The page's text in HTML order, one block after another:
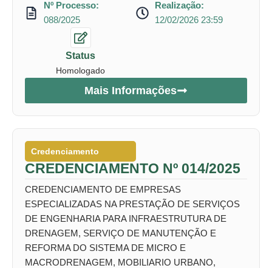
Nº Processo:
088/2025
Realização:
12/02/2026 23:59
Status
Homologado
Mais Informações
Credenciamento
CREDENCIAMENTO Nº 014/2025
CREDENCIAMENTO DE EMPRESAS
ESPECIALIZADAS NA PRESTAÇÃO DE SERVIÇOS
DE ENGENHARIA PARA INFRAESTRUTURA DE
DRENAGEM, SERVIÇO DE MANUTENÇÃO E
REFORMA DO SISTEMA DE MICRO E
MACRODRENAGEM, MOBILIARIO URBANO,